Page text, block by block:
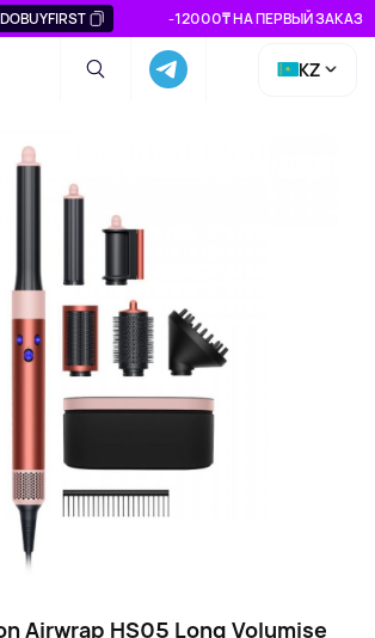
DOBUYFIRST -12000₸ НА ПЕРВЫЙ ЗАКАЗ
KZ
Airwrap HS05 Long Volumise